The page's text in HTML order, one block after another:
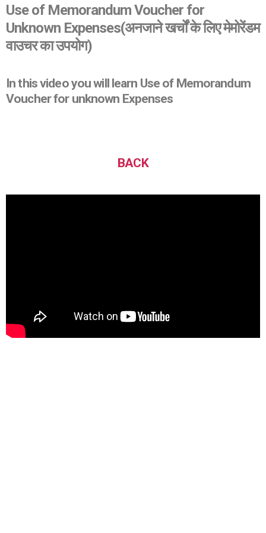
Use of Memorandum Voucher for
Unknown Expenses(अनजाने खर्चों के लिए मेमोरेंडम
वाउचर का उपयोग)
In this video you will learn Use of Memorandum
Voucher for unknown Expenses
BACK